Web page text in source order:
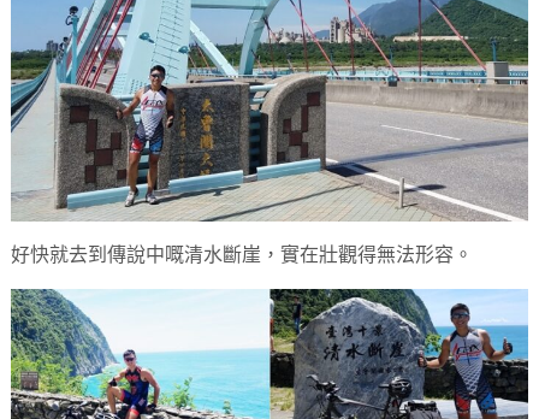
好快就去到傳說中嘅清水斷崖，實在壯觀得無法形容。